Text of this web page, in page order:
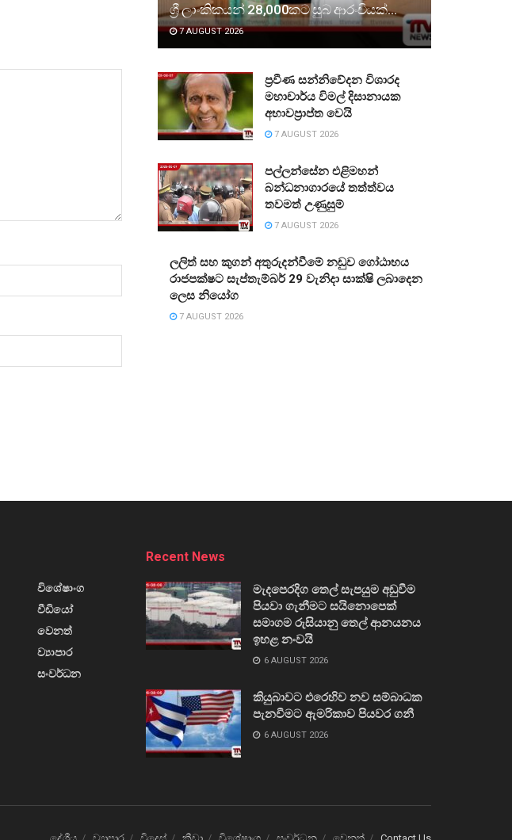
ශ්‍රී ලාංකිකයන් 28,000කට සුබ ආරංචියක්…
7 AUGUST 2026
ප්‍රවීණ සන්නිවේදන විශාරද
මහාචාර්ය විමල් දිසානායක
අභාවප්‍රාප්ත වෙයි
7 AUGUST 2026
පල්ලන්සේන එළිමහන්
බන්ධනාගාරයේ තත්ත්වය
තවමත් උණුසුම්
7 AUGUST 2026
ලලිත් සහ කුගන් අතුරුදන්වීමේ නඩුව ගෝඨාභය
රාජපක්ෂට සැප්තැම්බර් 29 වැනිදා සාක්ෂි ලබාදෙන
ලෙස නියෝග
7 AUGUST 2026
විශේෂාංග
වීඩියෝ
වෙනත්
ව්‍යාපාර
සංවර්ධන
Recent News
මැදපෙරදිග තෙල් සැපයුම අඩුවීම
පියවා ගැනීමට සයිනොපෙක්
සමාගම රුසියානු තෙල් ආනයනය
ඉහළ නංවයි
6 AUGUST 2026
කියුබාවට එරෙහිව නව සම්බාධක
පැනවීමට ඇමරිකාව පියවර ගනී
6 AUGUST 2026